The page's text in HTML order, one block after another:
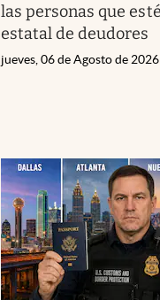
las personas que
estatal de deudores
jueves, 06 de Agosto de 2026